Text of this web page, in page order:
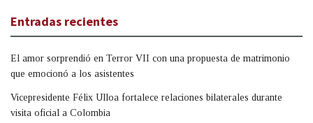
Entradas recientes
El amor sorprendió en Terror VII con una propuesta de matrimonio
que emocionó a los asistentes
Vicepresidente Félix Ulloa fortalece relaciones bilaterales durante
visita oficial a Colombia